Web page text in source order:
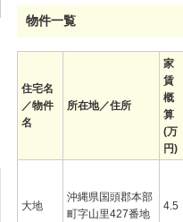
物件一覧
住宅名
／物件
名
所在地／住所
家
賃
概
算
(万
円)
大地
沖縄県国頭郡本部
町字山里427番地
4.5